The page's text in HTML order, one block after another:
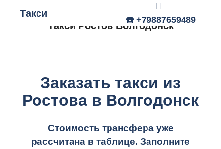
Такси
Главное меню
☎️ +79887659489
Такси Ростов Волгодонск
Заказать такси из
Ростова в Волгодонск
Стоимость трансфера уже
рассчитана в таблице. Заполните